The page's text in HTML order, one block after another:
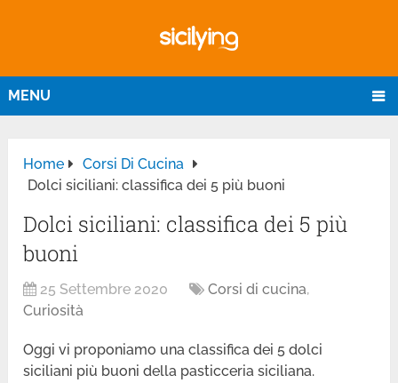
MENU
Home
Corsi Di Cucina
Dolci siciliani: classifica dei 5 più buoni
Dolci siciliani: classifica dei 5 più
buoni
25 Settembre 2020 Corsi di cucina,
Curiosità
Oggi vi proponiamo una classifica dei 5 dolci
siciliani più buoni della pasticceria siciliana.